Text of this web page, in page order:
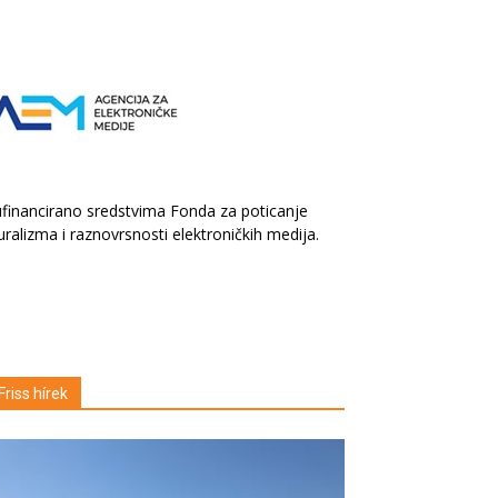
sredstvima Fonda za poticanje
i raznovrsnosti elektroničkih medija.
Friss hírek